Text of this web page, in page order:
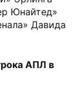
Юнайтед»
Давида
АПЛ в